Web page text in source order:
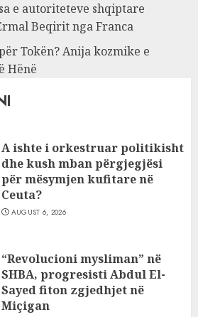
e autoriteteve shqiptare
Beqirit nga Franca
Tokën? Anija kozmike e
Hënë
A ishte i orkestruar politikisht
dhe kush mban përgjegjësi
për mësymjen kufitare në
Ceuta?
AUGUST 6, 2026
“Revolucioni mysliman” në
SHBA, progresisti Abdul El-
Sayed fiton zgjedhjet në
Miçigan